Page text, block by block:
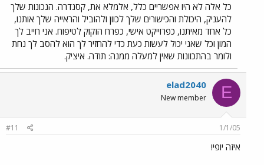
כל אלה לא היו אפשריים כלל, אלמלא את, קסנדרה. הנכונות שלך
להעניק, היכולת והכישורים שלך לכוון ולהוביל והראייה שלך אותנו,
כל אחד מאיתנו, כפרוייקט אישי, כפרח הזקוק לטיפוח. אני חייב לך
המון וכל שאני יכול לעשות כעת כדי להחזיר לך הוא להסב לך נחת
ולומר בהתכוונות שאין למעלה ממנה: תודה. איציק.
E
elad2040
New member
1/1/05
#11
איזה יופי!